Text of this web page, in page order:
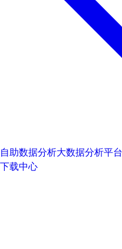
自助数据分析大数据分析平台
下载中心